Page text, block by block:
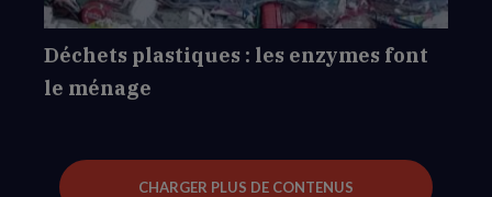
Déchets plastiques : les enzymes font
le ménage
CHARGER PLUS DE CONTENUS